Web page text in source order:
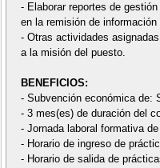
- Elaborar reportes de
en la remisión de
- Otras actividades
a la misión del puesto.
BENEFICIOS:
- Subvención económica de:
- 3 mes(es) de duración del
- Jornada laboral formativa
- Horario de ingreso de
- Horario de salida de